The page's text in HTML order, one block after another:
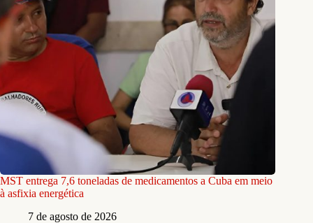
MST entrega 7,6 toneladas de medicamentos a Cuba em meio
à asfixia energética
7 de agosto de 2026